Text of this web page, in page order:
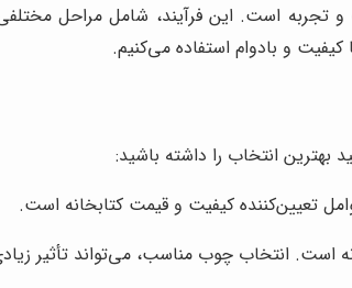
است. این فرآیند، شامل مراحل
کیفیت و بادوام استفاده می‌کنیم.
بهترین انتخاب را داشته باشید:
تعیین‌کننده کیفیت و قیمت کتابخانه است.
انتخاب چوب مناسب، می‌تواند تأثیر زیادی